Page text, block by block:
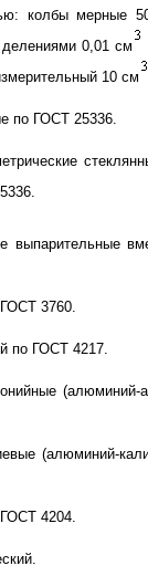
колбы мерные
0,01 см
10 см
по ГОСТ 25336.
выпарительные
3760.
по ГОСТ 4217.
(алюминий-
(алюминий-
4204.